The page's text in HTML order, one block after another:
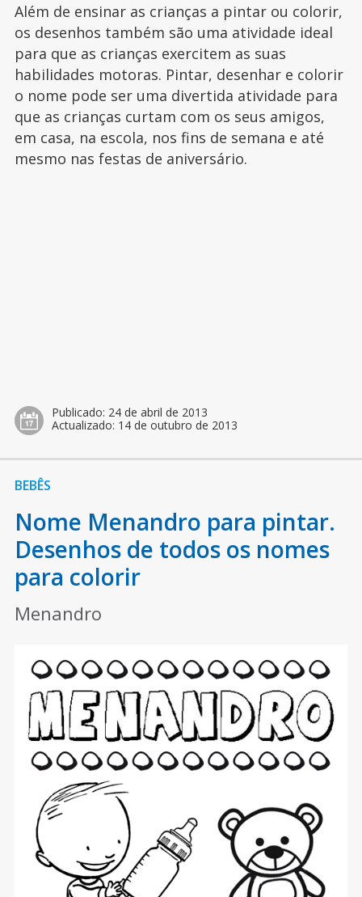
Além de ensinar as crianças a pintar ou colorir,
os desenhos também são uma atividade ideal
para que as crianças exercitem as suas
habilidades motoras. Pintar, desenhar e colorir
o nome pode ser uma divertida atividade para
que as crianças curtam com os seus amigos,
em casa, na escola, nos fins de semana e até
mesmo nas festas de aniversário.
Publicado: 24 de abril de 2013
Actualizado: 14 de outubro de 2013
BEBÊS
Nome Menandro para pintar.
Desenhos de todos os nomes
para colorir
Menandro